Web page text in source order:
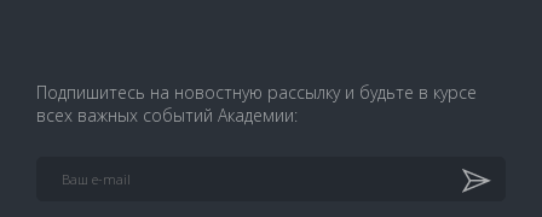
Подпишитесь на новостную рассылку и будьте в курсе
всех важных событий Академии: